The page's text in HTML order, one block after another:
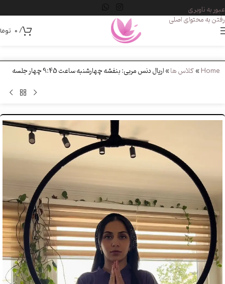
عبور به ناوبری
رفتن به محتوای اصلی
/
0
Home
»کلاس ها»اریال دنس مربی: بنفشه چهارشنبه ساعت 9:45 چهار جلسه